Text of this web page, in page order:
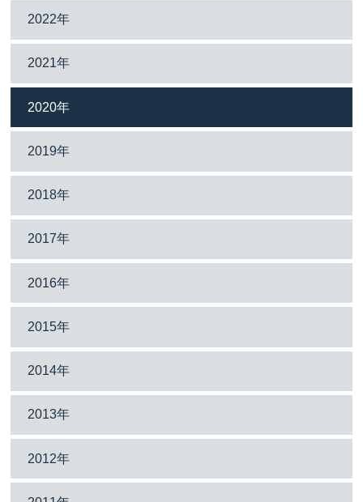
2022年
2021年
2020年
2019年
2018年
2017年
2016年
2015年
2014年
2013年
2012年